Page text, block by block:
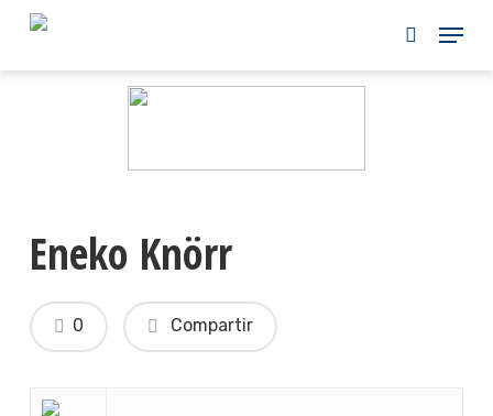
Skip
Eneko Knörr
Compartir
0